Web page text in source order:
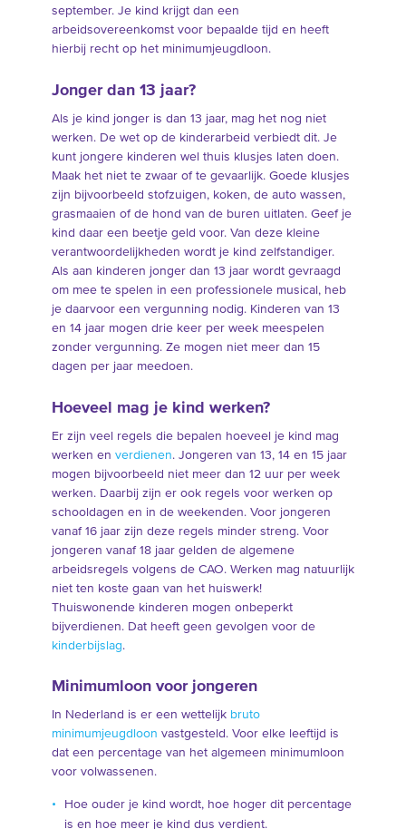
september. Je kind krijgt dan een
arbeidsovereenkomst voor bepaalde tijd en heeft
hierbij recht op het minimumjeugdloon.
Jonger dan 13 jaar?
Als je kind jonger is dan 13 jaar, mag het nog niet
werken. De wet op de kinderarbeid verbiedt dit. Je
kunt jongere kinderen wel thuis klusjes laten doen.
Maak het niet te zwaar of te gevaarlijk. Goede klusjes
zijn bijvoorbeeld stofzuigen, koken, de auto wassen,
grasmaaien of de hond van de buren uitlaten. Geef je
kind daar een beetje geld voor. Van deze kleine
verantwoordelijkheden wordt je kind zelfstandiger.
Als aan kinderen jonger dan 13 jaar wordt gevraagd
om mee te spelen in een professionele musical, heb
je daarvoor een vergunning nodig. Kinderen van 13
en 14 jaar mogen drie keer per week meespelen
zonder vergunning. Ze mogen niet meer dan 15
dagen per jaar meedoen.
Hoeveel mag je kind werken?
Er zijn veel regels die bepalen hoeveel je kind mag
werken en verdienen. Jongeren van 13, 14 en 15 jaar
mogen bijvoorbeeld niet meer dan 12 uur per week
werken. Daarbij zijn er ook regels voor werken op
schooldagen en in de weekenden. Voor jongeren
vanaf 16 jaar zijn deze regels minder streng. Voor
jongeren vanaf 18 jaar gelden de algemene
arbeidsregels volgens de CAO. Werken mag natuurlijk
niet ten koste gaan van het huiswerk!
Thuiswonende kinderen mogen onbeperkt
bijverdienen. Dat heeft geen gevolgen voor de
kinderbijslag.
Minimumloon voor jongeren
In Nederland is er een wettelijk bruto
minimumjeugdloon vastgesteld. Voor elke leeftijd is
dat een percentage van het algemeen minimumloon
voor volwassenen.
Hoe ouder je kind wordt, hoe hoger dit percentage
is en hoe meer je kind dus verdient.